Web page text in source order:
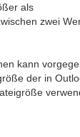
als
zwei
kann
der in